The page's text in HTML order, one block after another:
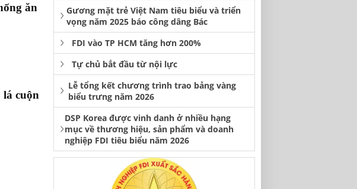
ăn
cuộn
Gương mặt trẻ Việt Nam tiêu biểu và triển
vọng năm 2025 báo công dâng Bác
FDI vào TP HCM tăng hơn 200%
Tự chủ bắt đầu từ nội lực
Lễ tổng kết chương trình trao bảng vàng
biểu trưng năm 2026
DSP Korea được vinh danh ở nhiều hạng
mục về thương hiệu, sản phẩm và doanh
nghiệp FDI tiêu biểu năm 2026